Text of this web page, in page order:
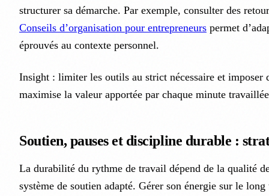
structurer sa démarche. Par exemple, consulter des
Conseils d’organisation pour entrepreneurs permet
éprouvés au contexte personnel.
Insight : limiter les outils au strict nécessaire et imposer
maximise la valeur apportée par chaque minute
Soutien, pauses et discipline durable :
La durabilité du rythme de travail dépend de la qualité
système de soutien adapté. Gérer son énergie sur le